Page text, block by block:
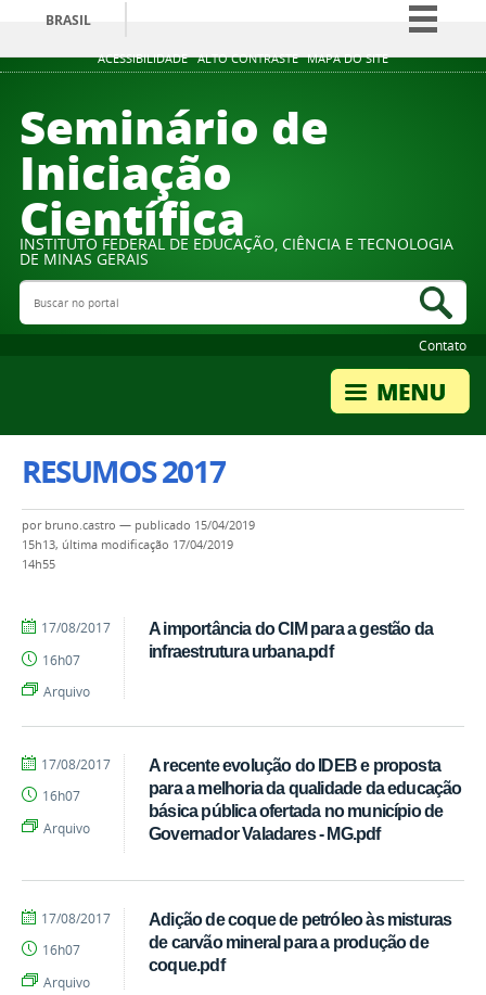
ACESSIBILIDADE ALTO CONTRASTE MAPA DO SITE
BRASIL
Simplifique!
Participe
Seminário de
Iniciação
Científica
INSTITUTO FEDERAL DE EDUCAÇÃO, CIÊNCIA E TECNOLOGIA
DE MINAS GERAIS
Buscar no portal
Contato
RESUMOS 2017
por bruno.castro — publicado 15/04/2019
15h13, última modificação 17/04/2019
14h55
A importância do CIM para a gestão da
infraestrutura urbana.pdf
por
Regina
Machado
publicado
17/08/2017
16h07
Arquivo
A recente evolução do IDEB e proposta
para a melhoria da qualidade da educação
básica pública ofertada no município de
Governador Valadares - MG.pdf
por
Regina
Machado
publicado
17/08/2017
16h07
Arquivo
Adição de coque de petróleo às misturas
de carvão mineral para a produção de
coque.pdf
por
Regina
Machado
publicado
17/08/2017
16h07
Arquivo